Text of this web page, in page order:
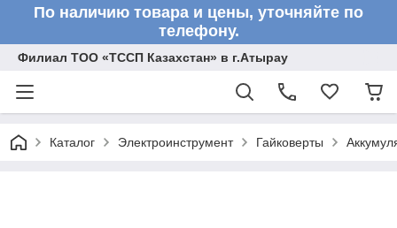
По наличию товара и цены, уточняйте по
телефону.
Филиал ТОО «ТССП Казахстан» в г.Атырау
Каталог Электроинструмент Гайковерты